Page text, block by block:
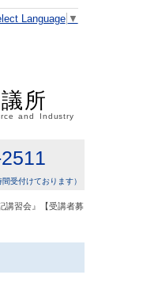
Language ▼
所
and Industry
受付けております）
講習会』【受講者募